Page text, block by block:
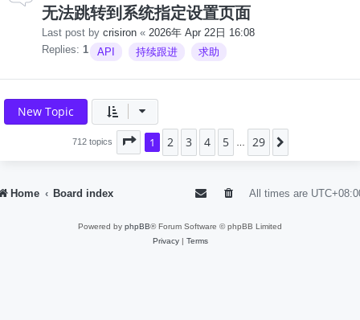
无法跳转到系统指定设置页面
Last post by crisiron « 2026年 Apr 22日 16:08
Replies: 1 API 持续跟进 求助
New Topic
712 topics Page 1of29
1 2 3 4 5 29
Home Board index All times are
Powered by phpBB® Forum Software © phpBB Limited
Privacy| Terms